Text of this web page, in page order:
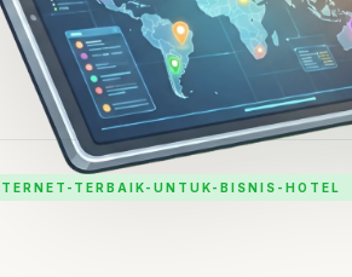
TERBAIK-UNTUK-BISNIS-HOTEL